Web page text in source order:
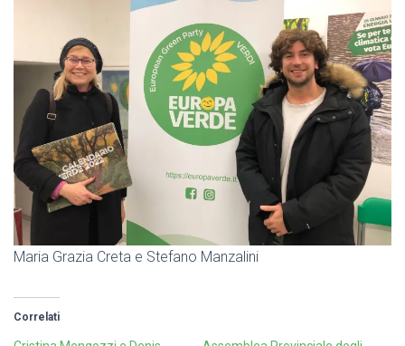
Maria Grazia Creta e Stefano Manzalini
Correlati